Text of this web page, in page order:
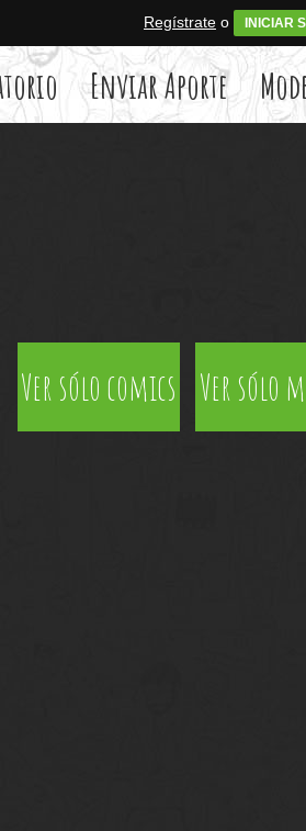
Regístrate o INICIAR
Enviar Aporte
Ver sólo comics Ver sólo